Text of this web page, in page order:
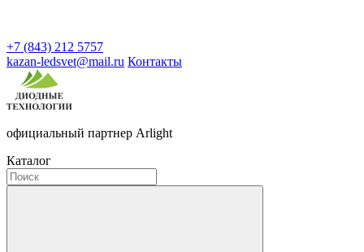
+7 (843) 212 5757
kazan-ledsvet@mail.ru Контакты
официальный партнер Arlight
Каталог